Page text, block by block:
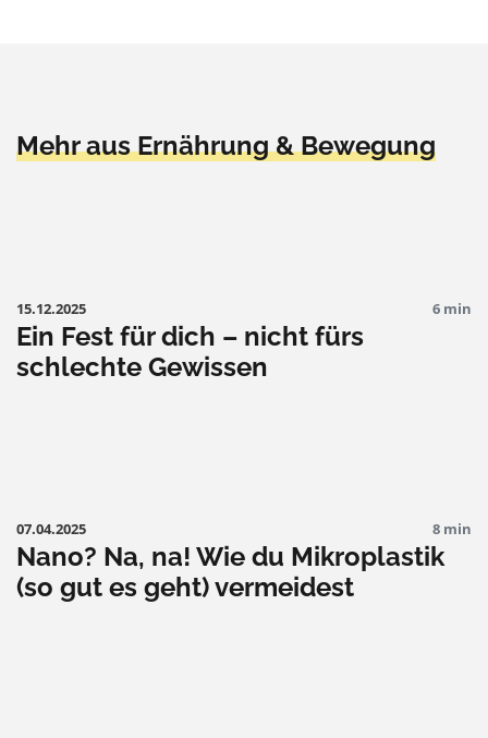
Mehr aus Ernährung & Bewegung
15.12.2025 6 min
Ein Fest für dich – nicht fürs
schlechte Gewissen
07.04.2025 8 min
Nano? Na, na! Wie du Mikroplastik
(so gut es geht) vermeidest